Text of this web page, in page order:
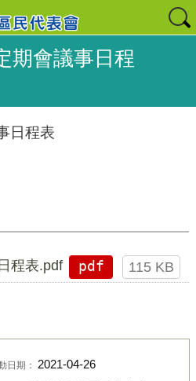
期會議事日程
日程表
程表.pdf pdf 115 KB
日期： 2021-04-26